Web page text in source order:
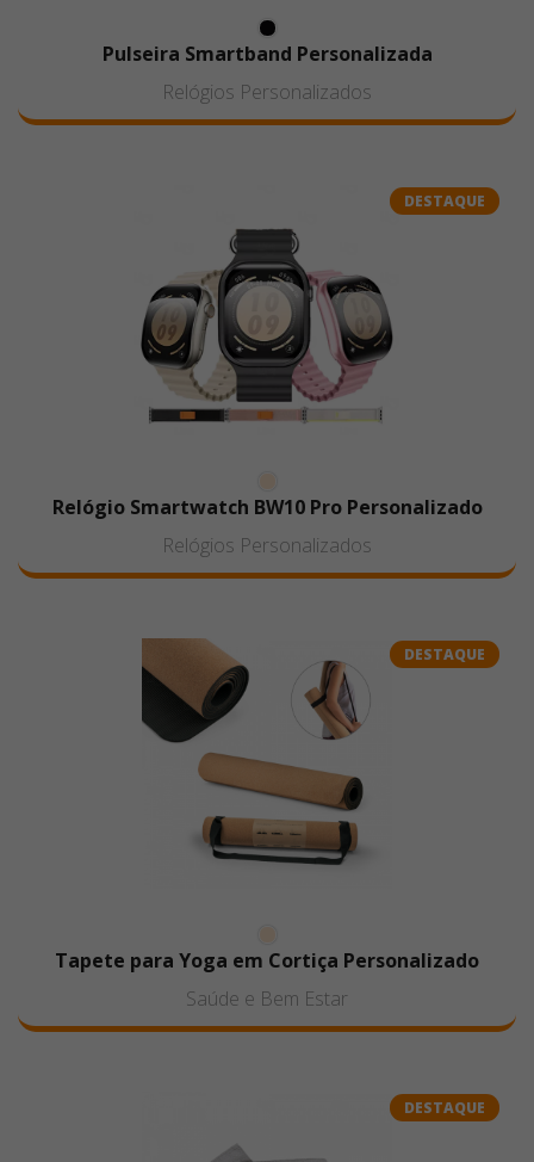
Pulseira Smartband Personalizada
Relógios Personalizados
DESTAQUE
Relógio Smartwatch BW10 Pro Personalizado
Relógios Personalizados
DESTAQUE
Tapete para Yoga em Cortiça Personalizado
Saúde e Bem Estar
DESTAQUE